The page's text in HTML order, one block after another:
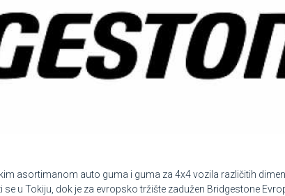
asortimanom auto guma i guma za 4x4 vozila različitih
u Tokiju, dok je za evropsko tržište zadužen Bridgestone